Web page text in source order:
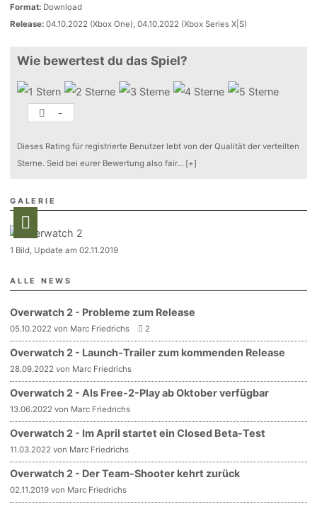
Format: Download
Release: 04.10.2022 (Xbox One), 04.10.2022 (Xbox Series X|S)
Wie bewertest du das Spiel?
-
Dieses Rating für registrierte Benutzer lebt von der Qualität der verteilten
Sterne. Seid bei eurer Bewertung also fair... [+]
GALERIE
1 Bild, Update am 02.11.2019
ALLE NEWS
Overwatch 2 - Probleme zum Release
05.10.2022 von Marc Friedrichs 2
Overwatch 2 - Launch-Trailer zum kommenden Release
28.09.2022 von Marc Friedrichs
Overwatch 2 - Als Free-2-Play ab Oktober verfügbar
13.06.2022 von Marc Friedrichs
Overwatch 2 - Im April startet ein Closed Beta-Test
11.03.2022 von Marc Friedrichs
Overwatch 2 - Der Team-Shooter kehrt zurück
02.11.2019 von Marc Friedrichs